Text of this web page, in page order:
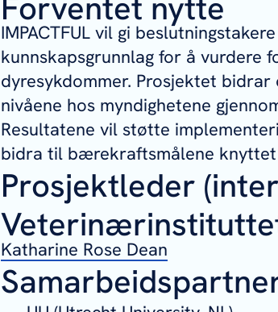
IMPACTFUL vil gi
kunnskapsgrunnlag for å vurdere
dyresykdommer. Prosjektet
nivåene hos myndighetene
Resultatene vil støtte
bidra til bærekraftsmålene
Prosjektleder
Katharine Rose Dean